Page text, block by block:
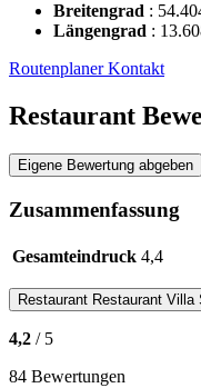
Breitengrad :
Längengrad :
RoutenplanerKontakt
Restaurant
Eigene Bewertung abgeben
Zusammenfassung
Gesamteindruck 4,4
Restaurant Restaurant Villa
4,2 / 5
84 Bewertungen